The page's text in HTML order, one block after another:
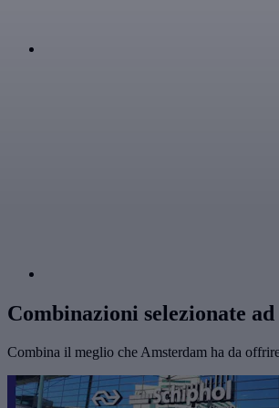
Combinazioni selezionate
Combina il meglio che Amsterdam ha da